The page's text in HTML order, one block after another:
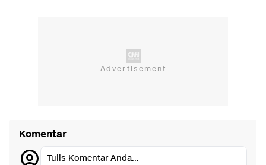
Komentar
Tulis Komentar Anda...